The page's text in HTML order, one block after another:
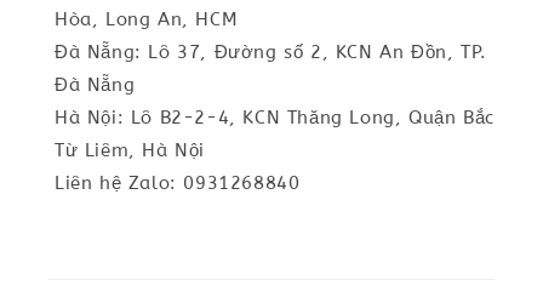
Hòa, Long An, HCM
Đà Nẵng: Lô 37, Đường số 2, KCN An Đồn, TP.
Đà Nẵng
Hà Nội: Lô B2-2-4, KCN Thăng Long, Quận Bắc
Từ Liêm, Hà Nội
Liên hệ Zalo: 0931268840